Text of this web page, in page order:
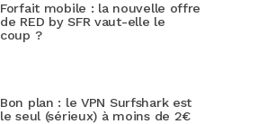
Forfait mobile : la nouvelle offre
de RED by SFR vaut-elle le
coup ?
Bon plan : le VPN Surfshark est
le seul (sérieux) à moins de 2€